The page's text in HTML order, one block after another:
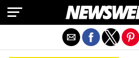
Exit mobile